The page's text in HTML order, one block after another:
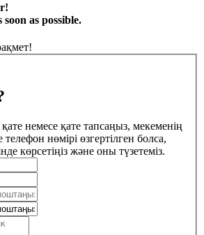
as possible.
қате немесе қате тапсаңыз, мекеменің
нөмірі өзгертілген болса,
көрсетіңіз және оны түзетеміз.